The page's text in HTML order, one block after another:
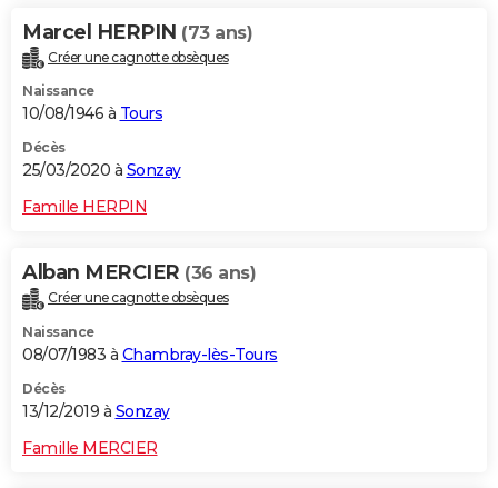
Marcel HERPIN (73 ans)
Créer une cagnotte obsèques
Naissance
10/08/1946 à Tours
Décès
25/03/2020 à Sonzay
Famille HERPIN
Alban MERCIER (36 ans)
Créer une cagnotte obsèques
Naissance
08/07/1983 à Chambray-lès-Tours
Décès
13/12/2019 à Sonzay
Famille MERCIER